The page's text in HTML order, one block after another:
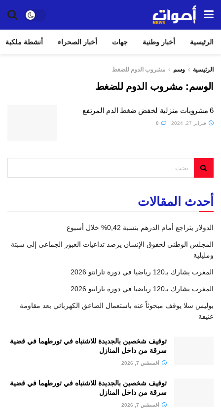
الرئيسية أخبار وطنية جهات أخبار الصحراء أنشطة ملكية
الرئيسية وسم مشروب الدوم للضغط
الوسم: مشروب الدوم للضغط
6 مشروبات منزلية لخفض ضغط الدم المرتفع
فبراير 27, 2024
أحدث المقالات
الدولار يتراجع أمام الدرهم بنسبة 0,42% خلال أسبوع
المجلس الوطني لحقوق الإنسان يرصد تداعيات العبور الجماعي إلى سبتة
ومليلية
المغرب يشارك بـ120 رياضيا في دورة تارانتو 2026
المغرب يشارك بـ120 رياضيا في دورة تارانتو 2026
بوليس سلا يوقف مبحوثاً عنه باستعمال الصاعق الكهربائي بعد مقاومة
عنيفة
توقيف شخصين بالجديدة للاشتباه في تورطهما في قضية
سرقة من داخل المنازل
أغسطس 7, 2026
توقيف شخصين بالجديدة للاشتباه في تورطهما في قضية
سرقة من داخل المنازل
أغسطس 7, 2026